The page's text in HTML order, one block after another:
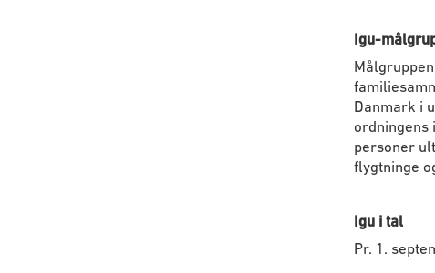
Igu-
Danmark i
ordningens
personer
flygtninge
Igu i tal
Pr. 1.